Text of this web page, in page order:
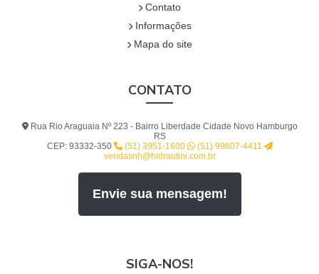
Contato
Informações
Mapa do site
CONTATO
Rua Rio Araguaia Nº 223 - Bairro Liberdade Cidade Novo Hamburgo
RS
CEP: 93332-350
(51) 3951-1600
(51) 99807-4411
vendasnh@hidrautini.com.br
Envie sua mensagem!
SIGA-NOS!